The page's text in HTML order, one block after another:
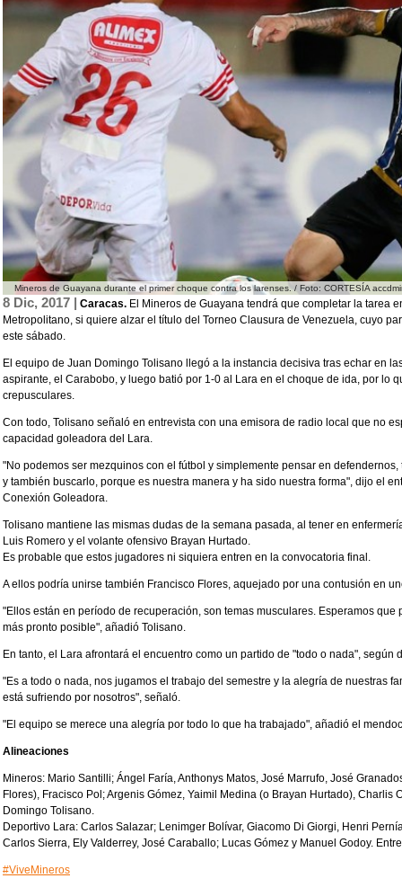
Mineros de Guayana durante el primer choque contra los larenses. / Foto: CORTESÍA
8 Dic, 2017 | Caracas. El Mineros de Guayana tendrá que completar la tarea
Metropolitano, si quiere alzar el título del Torneo Clausura de Venezuela, cuyo
este sábado.
El equipo de Juan Domingo Tolisano llegó a la instancia decisiva tras echar en
aspirante, el Carabobo, y luego batió por 1-0 al Lara en el choque de ida, por lo
crepusculares.
Con todo, Tolisano señaló en entrevista con una emisora de radio local que no
capacidad goleadora del Lara.
"No podemos ser mezquinos con el fútbol y simplemente pensar en
y también buscarlo, porque es nuestra manera y ha sido nuestra forma", dijo el
Conexión Goleadora.
Tolisano mantiene las mismas dudas de la semana pasada, al tener en
Luis Romero y el volante ofensivo Brayan Hurtado.
Es probable que estos jugadores ni siquiera entren en la convocatoria final.
A ellos podría unirse también Francisco Flores, aquejado por una contusión en
"Ellos están en período de recuperación, son temas musculares. Esperamos que
más pronto posible", añadió Tolisano.
En tanto, el Lara afrontará el encuentro como un partido de "todo o nada", según
"Es a todo o nada, nos jugamos el trabajo del semestre y la alegría de nuestras
está sufriendo por nosotros", señaló.
"El equipo se merece una alegría por todo lo que ha trabajado", añadió el
Alineaciones
Mineros: Mario Santilli; Ángel Faría, Anthonys Matos, José Marrufo, José
Flores), Fracisco Pol; Argenis Gómez, Yaimil Medina (o Brayan Hurtado), Charlis
Domingo Tolisano.
Deportivo Lara: Carlos Salazar; Lenimger Bolívar, Giacomo Di Giorgi, Henri
Carlos Sierra, Ely Valderrey, José Caraballo; Lucas Gómez y Manuel Godoy.
#ViveMineros